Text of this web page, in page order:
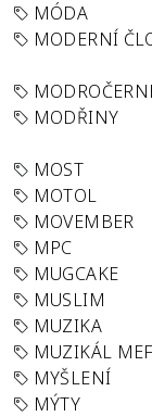
MÓDA
MODERNÍ
MODŘINY
MOST
MOTOL
MOVEMBER
MPC
MUGCAKE
MUSLIM
MUZIKA
MUZIKÁL
MYŠLENÍ
MÝTY